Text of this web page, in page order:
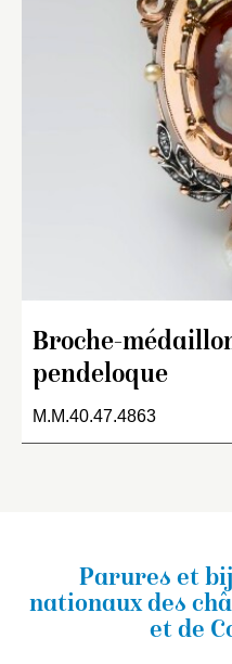
Broche-
pendeloque
M.M.40.47.4863
Parures et
nationauxdes
et de